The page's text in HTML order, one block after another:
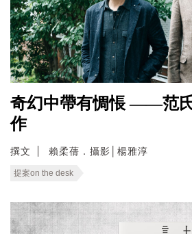
奇幻中帶有惆悵 ——范
作
撰文 賴柔蒨．攝影│楊雅淳
提案on the desk